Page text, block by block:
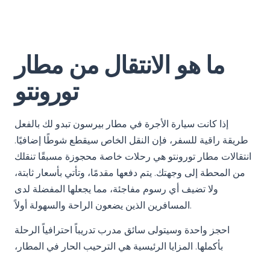
ما هو الانتقال من مطار
تورونتو
إذا كانت سيارة الأجرة في مطار بيرسون تبدو لك بالفعل
طريقة راقية للسفر، فإن النقل الخاص سيقطع شوطًا إضافيًا.
انتقالات مطار تورونتو هي رحلات خاصة محجوزة مسبقًا تنقلك
من المحطة إلى وجهتك. يتم دفعها مقدمًا، وتأتي بأسعار ثابتة،
ولا تضيف أي رسوم مفاجئة، مما يجعلها المفضلة لدى
المسافرين الذين يضعون الراحة والسهولة أولاً.
احجز واحدة وسيتولى سائق مدرب تدريباً احترافياً الرحلة
بأكملها. المزايا الرئيسية هي الترحيب الحار في المطار،